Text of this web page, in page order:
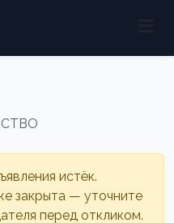
истёк.
закрыта — уточните
перед откликом.